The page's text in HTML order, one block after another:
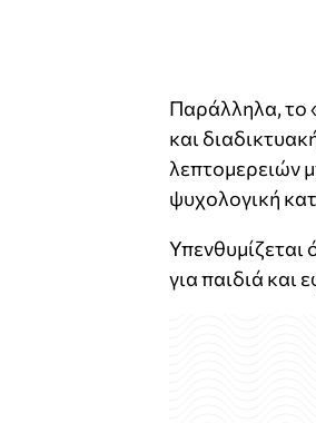
Παράλληλα, το
και
λεπτομερειών
ψυχολογική
Υπενθυμίζεται
για παιδιά και